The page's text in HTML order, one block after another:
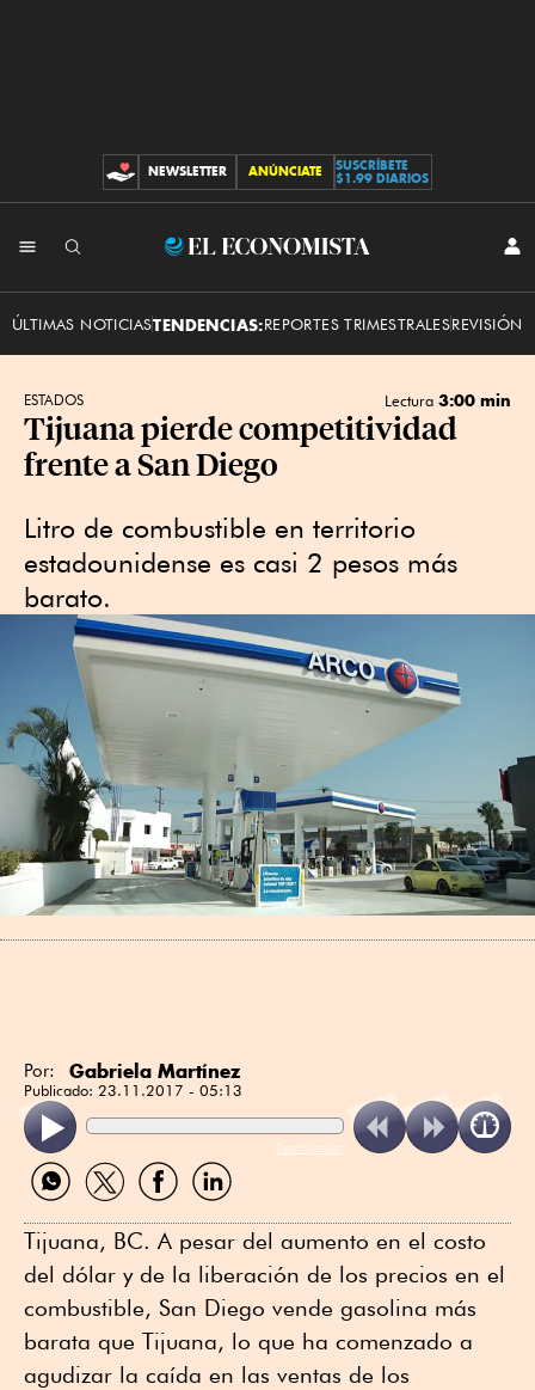
CONTRIBUCIONES
NEWSLETTER ANÚNCIATE
SUSCRÍBETE
$1.99 DIARIOS
El
ÚLTIMAS NOTICIASTENDENCIAS:REPORTES TRIMESTRALESREVISIÓN
ESTADOS Lectura 3:00 min
Tijuana pierde competitividad
frente a San Diego
Litro de combustible en territorio
estadounidense es casi 2 pesos más
barato.
Por: Gabriela Martínez
Publicado: 23.11.2017 - 05:13
ReadSpeaker
Compartir
por
Compartir
por
Compartir
por
Compartir
por
Tijuana, BC. A pesar del aumento en el costo
del dólar y de la liberación de los precios en el
combustible, San Diego vende gasolina más
barata que Tijuana, lo que ha comenzado a
agudizar la caída en las ventas de los